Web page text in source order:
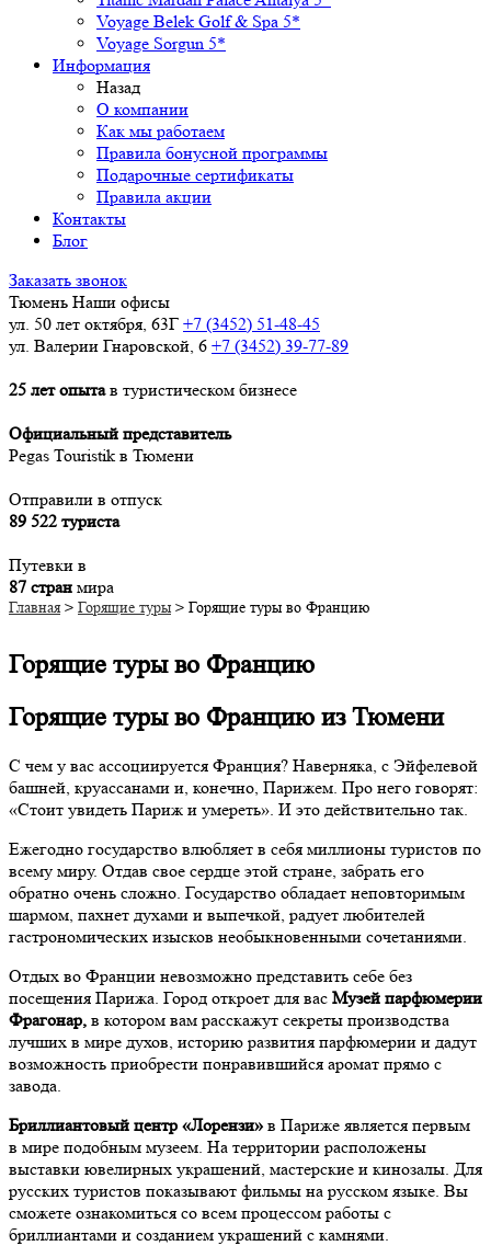
Voyage Belek Golf & Spa 5*
Voyage Sorgun 5*
Информация
Назад
О компании
Как мы работаем
Правила бонусной программы
Подарочные сертификаты
Правила акции
Контакты
Блог
Заказать звонок
Тюмень Наши офисы
ул. 50 лет октября, 63Г +7 (3452) 51-48-45
ул. Валерии Гнаровской, 6 +7 (3452) 39-77-89
25 лет опытав туристическом бизнесе
Официальный представитель
Pegas Touristik в Тюмени
Отправили в отпуск
89 522 туриста
Путевки в
87 стран мира
Главная> Горящие туры > Горящие туры во Францию
Горящие туры во Францию
Горящие туры во Францию из Тюмени
С чем у вас ассоциируется Франция? Наверняка, с Эйфелевой
башней, круассанами и, конечно, Парижем. Про него говорят:
«Стоит увидеть Париж и умереть». И это действительно так.
Ежегодно государство влюбляет в себя миллионы туристов по
всему миру. Отдав свое сердце этой стране, забрать его
обратно очень сложно. Государство обладает неповторимым
шармом, пахнет духами и выпечкой, радует любителей
гастрономических изысков необыкновенными сочетаниями.
Отдых во Франции невозможно представить себе без
посещения Парижа. Город откроет для вас Музей парфюмерии
Фрагонар, в котором вам расскажут секреты производства
лучших в мире духов, историю развития парфюмерии и дадут
возможность приобрести понравившийся аромат прямо с
завода.
Бриллиантовый центр «Лорензи» в Париже является первым
в мире подобным музеем. На территории расположены
выставки ювелирных украшений, мастерские и кинозалы. Для
русских туристов показывают фильмы на русском языке. Вы
сможете ознакомиться со всем процессом работы с
бриллиантами и созданием украшений с камнями.